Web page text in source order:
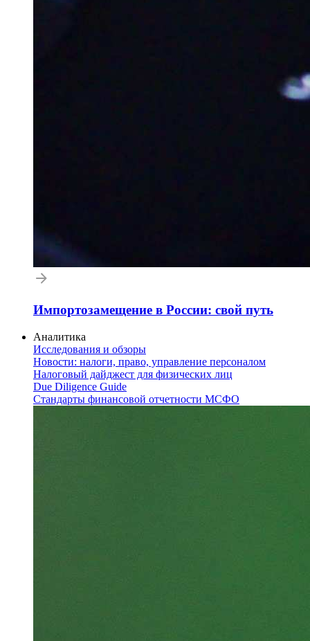
Импортозамещение в России: свой путь
Аналитика
Исследования и обзоры
Новости: налоги, право, управление персоналом
Налоговый дайджест для физических лиц
Due Diligence Guide
Стандарты финансовой отчетности МСФО